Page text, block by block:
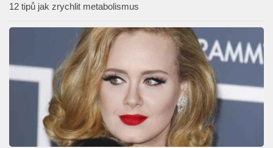
12 tipů jak zrychlit metabolismus